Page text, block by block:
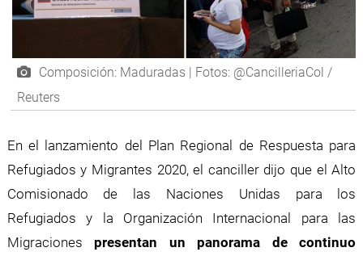
Composición: Maduradas | Fotos: @CancilleriaCol /
Reuters
En el lanzamiento del Plan Regional de Respuesta para
Refugiados y Migrantes 2020, el canciller dijo que el Alto
Comisionado de las Naciones Unidas para los
Refugiados y la Organización Internacional para las
Migraciones presentan un panorama de continuo